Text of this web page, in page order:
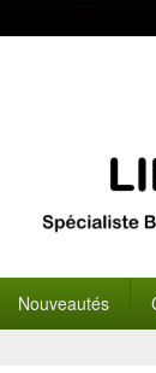
Nouveautés